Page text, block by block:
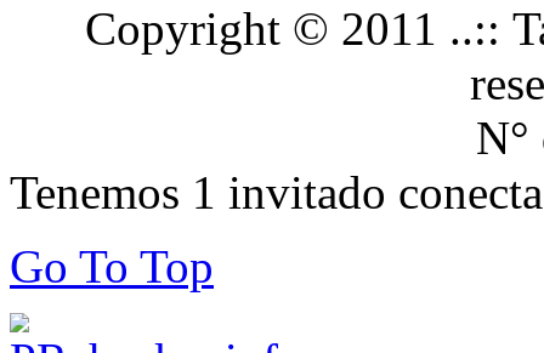
Copyright © 2011 ..::
N°
Tenemos 1 invitado
Go To Top